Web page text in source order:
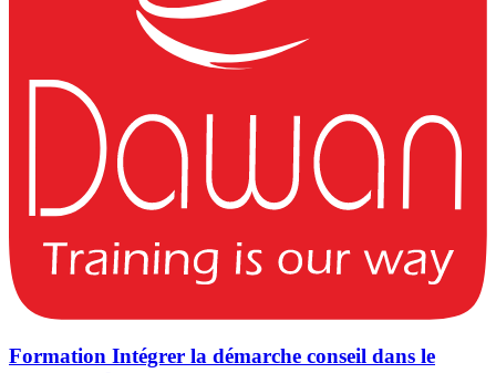
Formation Intégrer la démarche conseil dans le